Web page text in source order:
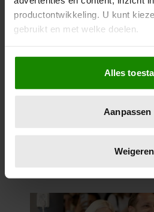
productontwikkeling. U kunt
gebruikt en met welke doelen.
Als u het toestaat, willen we ook
Informatie verzamelen
locatie, die tot een paar
scannen op specifieke
verwerkt en stel uw voorkeuren
intrekken in de Cookieverklaring.
We gebruiken cookies om
Alles
Aanpassen
Weigeren